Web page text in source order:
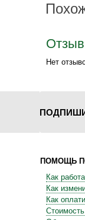
Нет
ПОМОЩЬ
Как
Как
Как